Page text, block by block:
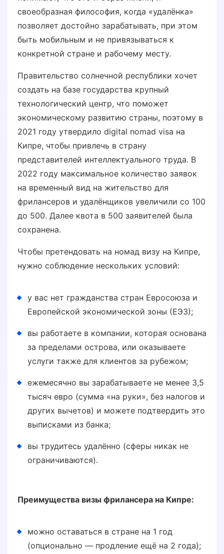
своеобразная философия, когда «удалёнка»
позволяет достойно зарабатывать, при этом
быть мобильным и не привязываться к
конкретной стране и рабочему месту.
Правительство солнечной республики хочет
создать на базе государства крупный
технологический центр, что поможет
экономическому развитию страны, поэтому в
2021 году утвердило digital nomad visa на
Кипре, чтобы привлечь в страну
представителей интеллектуального труда. В
2022 году максимальное количество заявок
на временный вид на жительство для
фрилансеров и удалёнщиков увеличили со 100
до 500. Далее квота в 500 заявителей была
сохранена.
Чтобы претендовать на номад визу на Кипре,
нужно соблюдение нескольких условий:
у вас нет гражданства стран Евросоюза и
Европейской экономической зоны (ЕЭЗ);
вы работаете в компании, которая основана
за пределами острова, или оказываете
услуги также для клиентов за рубежом;
ежемесячно вы зарабатываете не менее 3,5
тысяч евро (сумма «на руки», без налогов и
других вычетов) и можете подтвердить это
выписками из банка;
вы трудитесь удалённо (сферы никак не
ограничиваются).
Преимущества визы фрилансера на Кипре:
можно оставаться в стране на 1 год
(опционально — продление ещё на 2 года);